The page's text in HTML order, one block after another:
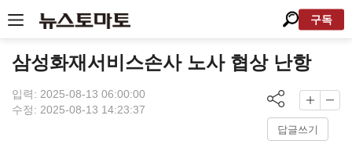
구독
삼성화재서비스손사 노사 협상 난항
입력: 2025-08-13 06:00:00
수정: 2025-08-13 14:23:37
답글쓰기